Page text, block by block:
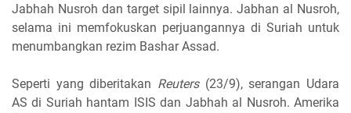
Jabhah Nusroh dan target sipil lainnya. Jabhan al Nusroh,
selama ini memfokuskan perjuangannya di Suriah untuk
menumbangkan rezim Bashar Assad.
Seperti yang diberitakan Reuters(23/9), serangan Udara
AS di Suriah hantam ISIS dan Jabhah al Nusroh. Amerika